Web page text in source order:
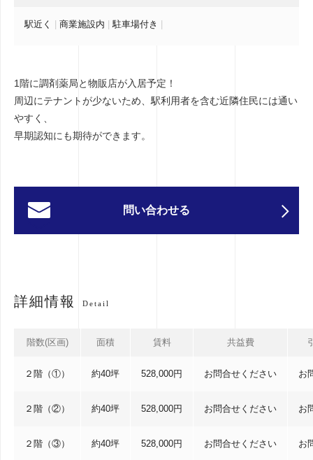
駅近く 商業施設内 駐車場付き
1階に調剤薬局と物販店が入居予定！
周辺にテナントが少ないため、駅利用者を含む近隣住民には通い
やすく、
早期認知にも期待ができます。
問い合わせる
詳細情報 Detail
階数(区画) 面積 賃料 共益費
２階（①） 約40坪 528,000円 お問合せください お
２階（②） 約40坪 528,000円 お問合せください お
２階（③） 約40坪 528,000円 お問合せください お